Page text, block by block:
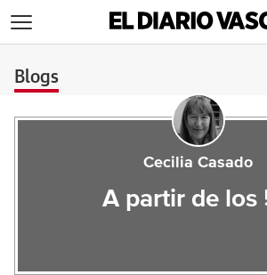
Blogs
Cecilia Casado
A partir de los